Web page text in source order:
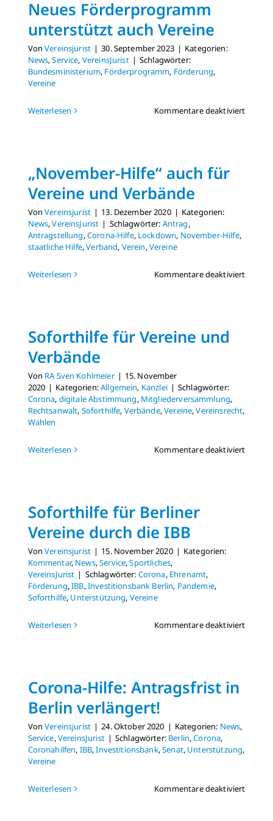
Neues Förderprogramm
unterstützt auch Vereine
VonVereinsjurist | 30. September 2023 | Kategorien:
News,Service, VereinsJurist | Schlagwörter:
Bundesministerium, Förderprogramm, Förderung,
Vereine
Weiterlesen Kommentare deaktiviertfür
„November-Hilfe“ auch für
Vereine und Verbände
VonVereinsjurist | 13. Dezember 2020 | Kategorien:
News,VereinsJurist | Schlagwörter: Antrag,
Antragstellung,Corona-Hilfe, Lockdown, November-Hilfe,
staatliche Hilfe,Verband, Verein,Vereine
Weiterlesen Kommentare deaktiviertfür
Soforthilfe für Vereine und
Verbände
Von RA Sven Kohlmeier | 15. November
2020 | Kategorien:Allgemein, Kanzlei | Schlagwörter:
Corona, digitale Abstimmung, Mitgliederversammlung,
Rechtsanwalt, Soforthilfe, Verbände,Vereine,Vereinsrecht,
Wahlen
Weiterlesen Kommentare deaktiviertfür
Soforthilfe für Berliner
Vereine durch die IBB
VonVereinsjurist | 15. November 2020 | Kategorien:
Kommentar, News,Service,Sportliches,
VereinsJurist | Schlagwörter: Corona, Ehrenamt,
Förderung,IBB,Investitionsbank Berlin, Pandemie,
Soforthilfe, Unterstützung, Vereine
Weiterlesen Kommentare deaktiviertfür
Corona-Hilfe: Antragsfrist in
Berlin verlängert!
VonVereinsjurist | 24. Oktober 2020 | Kategorien: News,
Service,VereinsJurist | Schlagwörter: Berlin,Corona,
Coronahilfen, IBB,Investitionsbank,Senat, Unterstützung,
Vereine
Weiterlesen Kommentare deaktiviertfür